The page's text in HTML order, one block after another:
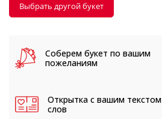
Выбрать другой букет
Соберем букет по вашим
пожеланиям
Открытка с вашим текстом
слов